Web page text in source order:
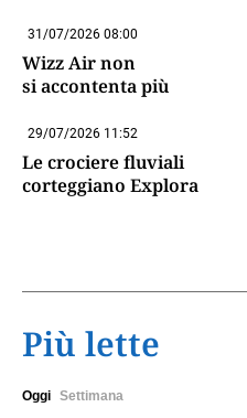
31/07/2026 08:00
Wizz Air non
si accontenta più
29/07/2026 11:52
Le crociere fluviali
corteggiano Explora
Più lette
Oggi Settimana